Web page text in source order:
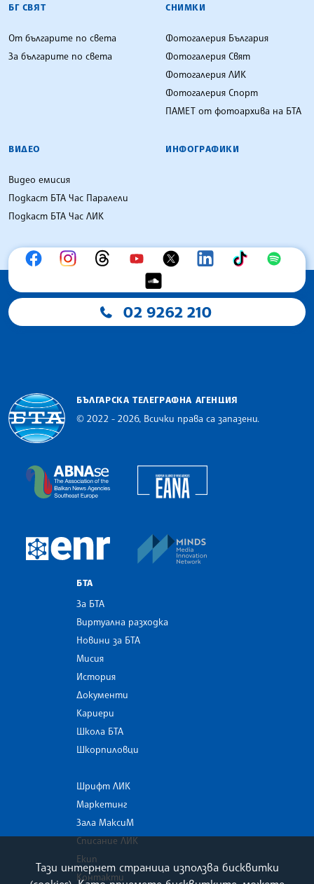
БГ СВЯТ
От българите по света
За българите по света
СНИМКИ
Фотогалерия България
Фотогалерия Свят
Фотогалерия ЛИК
Фотогалерия Спорт
ПАМЕТ от фотоархива на БТА
ВИДЕО
Видео емисия
Подкаст БТА Час Паралели
Подкаст БТА Час ЛИК
ИНФОГРАФИКИ
02 9262 210
БЪЛГАРСКА ТЕЛЕГРАФНА АГЕНЦИЯ
© 2022 - 2026, Всички права са запазени.
The Assocoation of the Balkan News Agencies
European Newsroom
БТА
За БТА
Виртуална разходка
Новини за БТА
Мисия
История
Документи
Кариери
Школа БТА
Шкорпиловци
Шрифт ЛИК
Маркетинг
Зала МаксиМ
Списание ЛИК
Екип
Контакти
Тази интернет страница използва бисквитки